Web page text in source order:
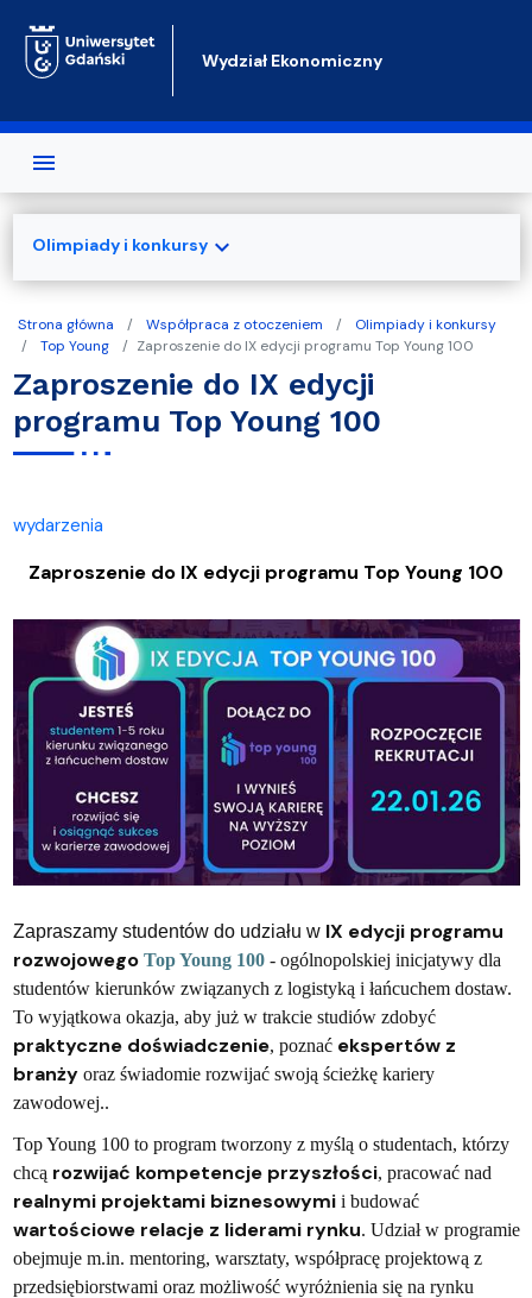
Wydział Ekonomiczny
Strona główna Współpraca z otoczeniem
Olimpiady i konkursy
Top Young
Zaproszenie do IX edycji programu Top Young 100
Zaproszenie do IX edycji
programu Top Young 100
wydarzenia
Zaproszenie do IX edycji programu Top Young 100
Zapraszamy studentów do udziału w IX edycji programu
rozwojowego Top Young 100- ogólnopolskiej inicjatywy dla
studentów kierunków związanych z logistyką i łańcuchem dostaw.
To wyjątkowa okazja, aby już w trakcie studiów zdobyć
praktyczne doświadczenie, poznać ekspertów z
branżyoraz świadomie rozwijać swoją ścieżkę kariery
zawodowej..
Top Young 100 to program tworzony z myślą o studentach, którzy
chcą rozwijać kompetencje przyszłości, pracować nad
realnymi projektami biznesowymii budować
wartościowe relacje z liderami rynku. Udział w programie
obejmuje m.in. mentoring, warsztaty, współpracę projektową z
przedsiębiorstwami oraz możliwość wyróżnienia się na rynku
Olimpiady i konkursyexpand_more